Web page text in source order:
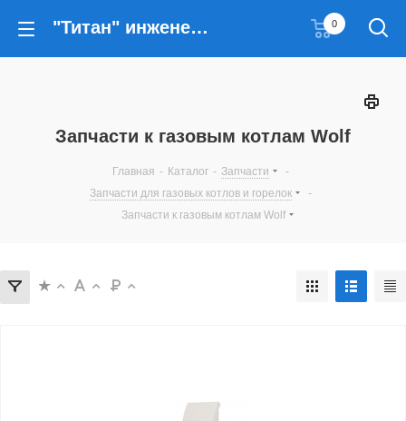
"Титан" инженерные решения 0
Запчасти к газовым котлам Wolf
Главная - Каталог - Запчасти
-
Запчасти для газовых котлов и горелок
-
Запчасти к газовым котлам Wolf